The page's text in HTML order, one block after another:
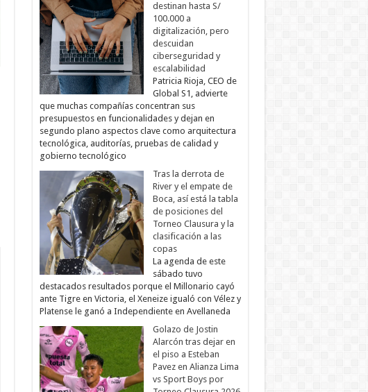
destinan hasta S/
100.000 a
digitalización, pero
descuidan
ciberseguridad y
escalabilidad
Patricia Rioja, CEO de
Global S1, advierte
que muchas compañías concentran sus
presupuestos en funcionalidades y dejan en
segundo plano aspectos clave como arquitectura
tecnológica, auditorías, pruebas de calidad y
gobierno tecnológico
Tras la derrota de
River y el empate de
Boca, así está la tabla
de posiciones del
Torneo Clausura y la
clasificación a las
copas
La agenda de este
sábado tuvo
destacados resultados porque el Millonario cayó
ante Tigre en Victoria, el Xeneize igualó con Vélez y
Platense le ganó a Independiente en Avellaneda
Golazo de Jostin
Alarcón tras dejar en
el piso a Esteban
Pavez en Alianza Lima
vs Sport Boys por